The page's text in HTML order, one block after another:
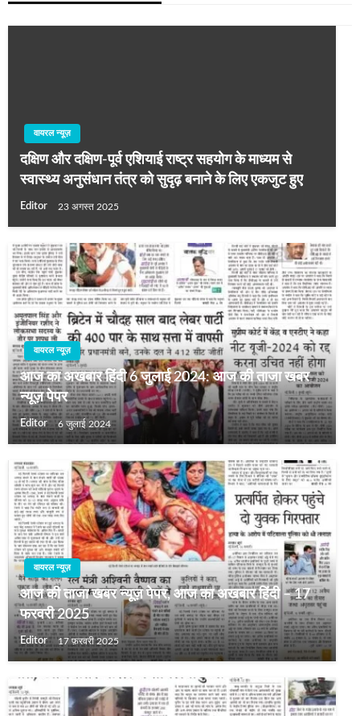
वायरल न्यूज़
दक्षिण और दक्षिण-पूर्व एशियाई राष्ट्र सहयोग के माध्यम से
स्वास्थ्य अनुसंधान तंत्र को सुदृढ़ बनाने के लिए एकजुट हुए
Editor 23 अगस्त 2025
वायरल न्यूज़
आज का अखबार हिंदी 6 जुलाई 2024: आज की ताजा खबर
न्यूज़ पेपर
Editor 6 जुलाई 2024
वायरल न्यूज़
आज की ताजा खबर न्यूज़ पेपर, आज का अखबार हिंदी – 17
फरवरी 2025
Editor 17 फ़रवरी 2025